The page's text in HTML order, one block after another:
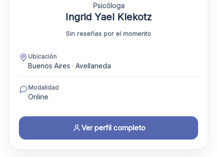
Psicóloga
Ingrid Yael Klekotz
Sin reseñas por el momento
Ubicación
Buenos Aires · Avellaneda
Modalidad
Online
Ver perfil completo